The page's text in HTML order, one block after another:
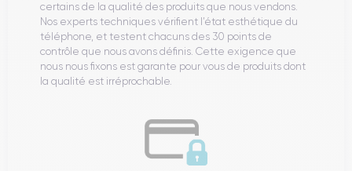
certains de la qualité des produits que nous vendons.
Nos experts techniques vérifient l’état esthétique du
téléphone, et testent chacuns des 30 points de
contrôle que nous avons définis. Cette exigence que
nous nous fixons est garante pour vous de produits dont
la qualité est irréprochable.